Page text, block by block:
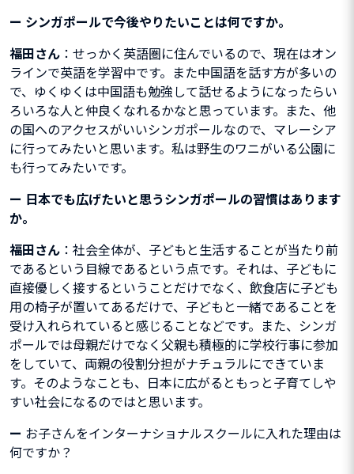
ー シンガポールで今後やりたいことは何ですか。
福田さん ：せっかく英語圏に住んでいるので、現在はオン
ラインで英語を学習中です。また中国語を話す方が多いの
で、ゆくゆくは中国語も勉強して話せるようになったらい
ろいろな人と仲良くなれるかなと思っています。また、他
の国へのアクセスがいいシンガポールなので、マレーシア
に行ってみたいと思います。私は野生のワニがいる公園に
も行ってみたいです。
ー 日本でも広げたいと思うシンガポールの習慣はあります
か。
福田さん ：社会全体が、子どもと生活することが当たり前
であるという目線であるという点です。それは、子どもに
直接優しく接するということだけでなく、飲食店に子ども
用の椅子が置いてあるだけで、子どもと一緒であることを
受け入れられていると感じることなどです。また、シンガ
ポールでは母親だけでなく父親も積極的に学校行事に参加
をしていて、両親の役割分担がナチュラルにできていま
す。そのようなことも、日本に広がるともっと子育てしや
すい社会になるのではと思います。
ー お子さんをインターナショナルスクールに入れた理由は
何ですか？